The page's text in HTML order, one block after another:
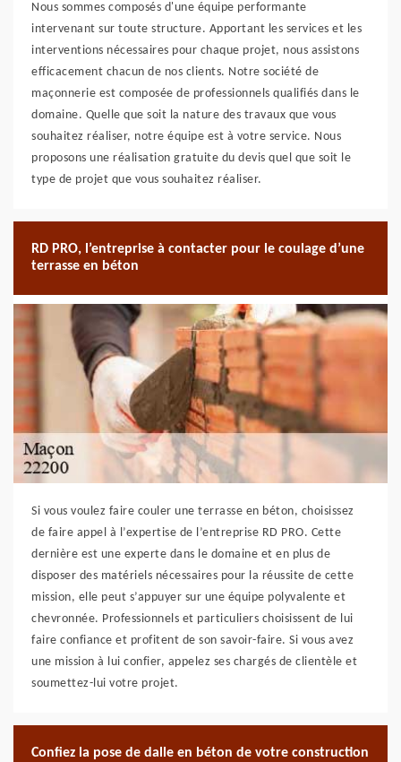
Nous sommes composés d'une équipe performante
intervenant sur toute structure. Apportant les services et les
interventions nécessaires pour chaque projet, nous assistons
efficacement chacun de nos clients. Notre société de
maçonnerie est composée de professionnels qualifiés dans le
domaine. Quelle que soit la nature des travaux que vous
souhaitez réaliser, notre équipe est à votre service. Nous
proposons une réalisation gratuite du devis quel que soit le
type de projet que vous souhaitez réaliser.
RD PRO, l’entreprise à contacter pour le coulage d’une
terrasse en béton
Si vous voulez faire couler une terrasse en béton, choisissez
de faire appel à l’expertise de l’entreprise RD PRO. Cette
dernière est une experte dans le domaine et en plus de
disposer des matériels nécessaires pour la réussite de cette
mission, elle peut s’appuyer sur une équipe polyvalente et
chevronnée. Professionnels et particuliers choisissent de lui
faire confiance et profitent de son savoir-faire. Si vous avez
une mission à lui confier, appelez ses chargés de clientèle et
soumettez-lui votre projet.
Confiez la pose de dalle en béton de votre construction